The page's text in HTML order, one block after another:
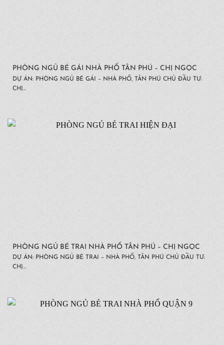
PHÒNG NGỦ BÉ GÁI NHÀ PHỐ TÂN PHÚ – CHỊ NGỌC
DỰ ÁN: PHÒNG NGỦ BÉ GÁI – NHÀ PHỐ, TÂN PHÚ CHỦ ĐẦU TƯ:
CHỊ...
PHÒNG NGỦ BÉ TRAI NHÀ PHỐ TÂN PHÚ – CHỊ NGỌC
DỰ ÁN: PHÒNG NGỦ BÉ TRAI – NHÀ PHỐ, TÂN PHÚ CHỦ ĐẦU TƯ:
CHỊ...